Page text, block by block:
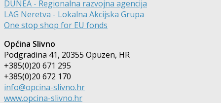
DUNEA - Regionalna razvojna agencija
LAG Neretva - Lokalna Akcijska Grupa
One stop shop for EU fonds
Općina Slivno
Podgradina 41, 20355 Opuzen, HR
+385(0)20 671 295
+385(0)20 672 170
info@opcina-slivno.hr
www.opcina-slivno.hr